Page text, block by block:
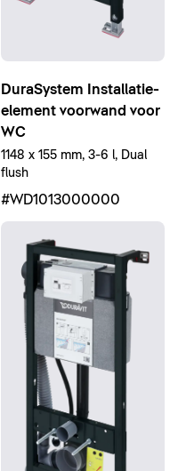
DuraSystem Installatie-
element voorwand voor
WC
1148 x 155 mm, 3-6 l, Dual
flush
#WD1013000000